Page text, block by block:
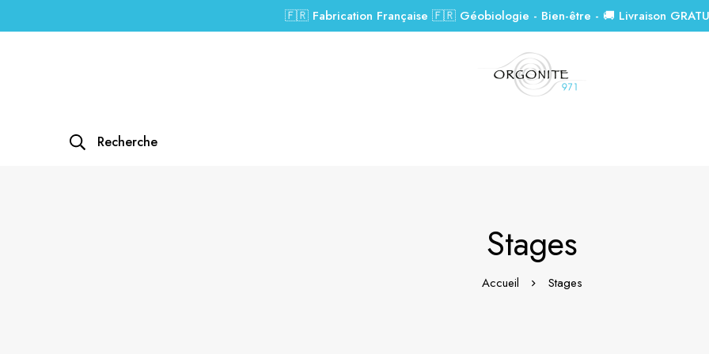
🇫🇷 Fabrication Française 🇫🇷 Géobiologie - Bien-être - 🚚 Livraison
Recherche
Stages
Accueil Stages